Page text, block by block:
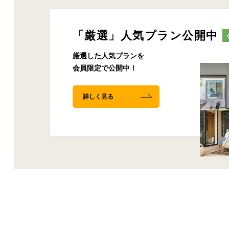
「厳選」人気プラン公開中
厳選した人気プランを
会員限定で公開中！
詳しく見る